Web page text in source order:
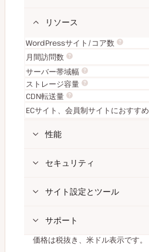
リソース
WordPressサイト/コア数
月間訪問数
サーバー帯域幅
ストレージ容量
CDN転送量
ECサイト、会員制サイトにおすすめ
性能
セキュリティ
サイト設定とツール
サポート
価格は税抜き、米ドル表示です。